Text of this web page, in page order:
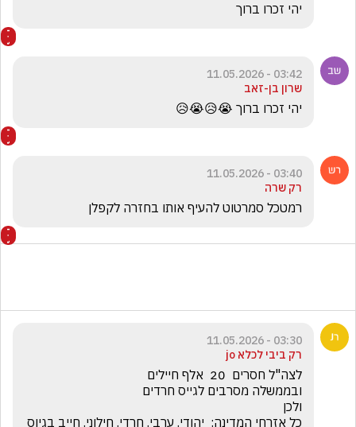
יהי זכרו ברוך
03:42 - 11.05.2026
שרון בן-זאב
יהי זכרו ברוך 😭😥😭😥
03:40 - 11.05.2026
רק שרה
רמטכל סמרטוט להעיף אותו בחזרה לקפלן
03:30 - 11.05.2026
רק ביבי לכלא jo